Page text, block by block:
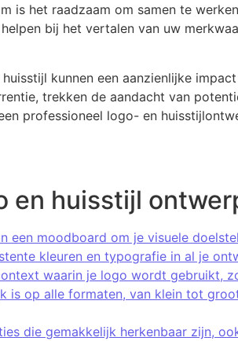
is het raadzaam om samen te
bij het vertalen van uw
kunnen een aanzienlijke
trekken de aandacht van
professioneel logo- en
en huisstijl
een moodboard om je visuele
kleuren en typografie in al je
waarin je logo wordt gebruikt,
is op alle formaten, van klein tot
die gemakkelijk herkenbaar zijn,